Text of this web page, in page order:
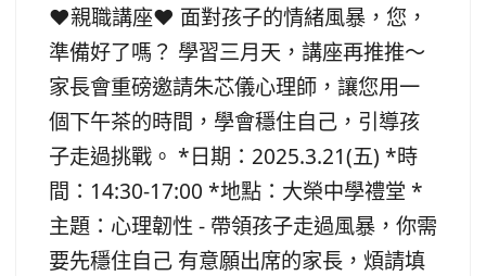
❤️親職講座❤️ 面對孩子的情緒風暴，您，
準備好了嗎？ 學習三月天，講座再推推～
家長會重磅邀請朱芯儀心理師，讓您用一
個下午茶的時間，學會穩住自己，引導孩
子走過挑戰。 *日期：2025.3.21(五) *時
間：14:30-17:00 *地點：大榮中學禮堂 *
主題：心理韌性 - 帶領孩子走過風暴，你需
要先穩住自己 有意願出席的家長，煩請填